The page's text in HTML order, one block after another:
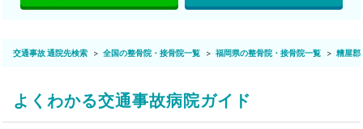
交通事故 通院先検索 全国の整骨院・接骨院一覧 福岡県の整骨院・接骨院一覧 糟屋郡
よくわかる交通事故病院ガイド